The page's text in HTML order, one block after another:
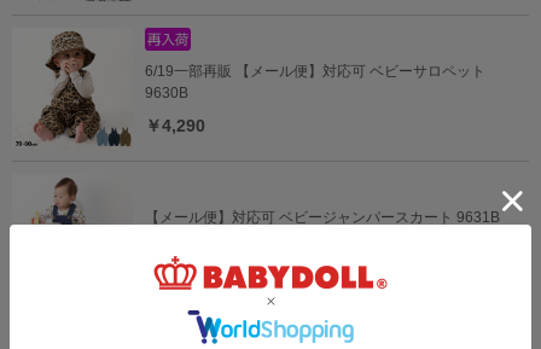
6/19一部再販 【メール便】対応可 ベビーサロペット
9630B
￥4,290
【メール便】対応可 ベビージャンパースカート 9631B